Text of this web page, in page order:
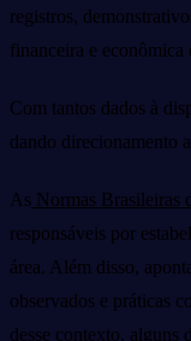
registros,
financeira e econômica
Com tantos dados à
dando direcionamento
As Normas Brasileiras
responsáveis por
área. Além disso,
observados e práticas
desse contexto, alguns